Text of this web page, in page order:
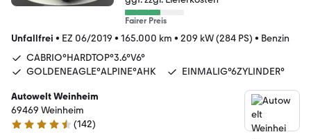
Fairer Preis
Unfallfrei • EZ 06/2019 • 165.000 km • 209 kW (284 PS) • Benzin
CABRIO°HARDTOP°3.6°V6°
GOLDENEAGLE°ALPINE°AHK
EINMALIG°6ZYLINDER°
Autowelt Weinheim
69469 Weinheim
4.7 Sterne
(142)